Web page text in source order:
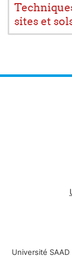
sites et
Université